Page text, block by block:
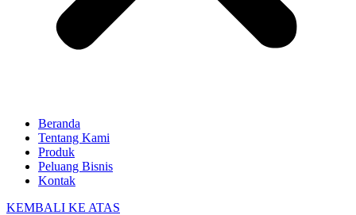
Beranda
Tentang Kami
Produk
Peluang Bisnis
Kontak
KEMBALI KE ATAS